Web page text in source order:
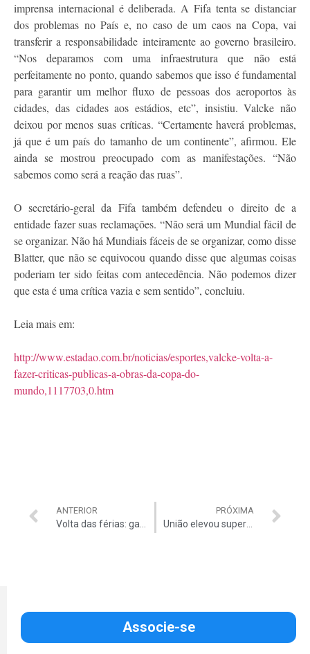
imprensa internacional é deliberada. A Fifa tenta se distanciar
dos problemas no País e, no caso de um caos na Copa, vai
transferir a responsabilidade inteiramente ao governo brasileiro.
“Nos deparamos com uma infraestrutura que não está
perfeitamente no ponto, quando sabemos que isso é fundamental
para garantir um melhor fluxo de pessoas dos aeroportos às
cidades, das cidades aos estádios, etc”, insistiu. Valcke não
deixou por menos suas críticas. “Certamente haverá problemas,
já que é um país do tamanho de um continente”, afirmou. Ele
ainda se mostrou preocupado com as manifestações. “Não
sabemos como será a reação das ruas”.
O secretário-geral da Fifa também defendeu o direito de a
entidade fazer suas reclamações. “Não será um Mundial fácil de
se organizar. Não há Mundiais fáceis de se organizar, como disse
Blatter, que não se equivocou quando disse que algumas coisas
poderiam ter sido feitas com antecedência. Não podemos dizer
que esta é uma crítica vazia e sem sentido”, concluiu.
Leia mais em:
http://www.estadao.com.br/noticias/esportes,valcke-volta-a-
fazer-criticas-publicas-a-obras-da-copa-do-
mundo,1117703,0.htm
ANTERIOR PRÓXIMA
União elevou superávit com recursos de Estados
Associe-se